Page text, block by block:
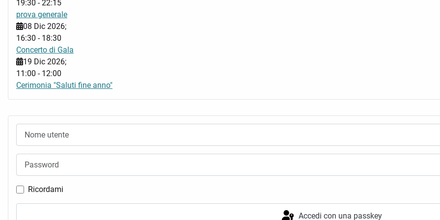
Ricordami
Accedi con una passkey
19:30 -22:15
prova generale
08 Dic 2026;
16:30 - 18:30
Concerto di Gala
19 Dic 2026;
11:00 - 12:00
Cerimonia "Saluti fine anno"